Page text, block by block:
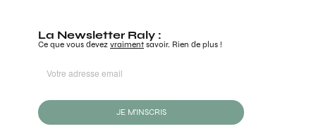
La Newsletter Raly :
Ce que vous devez vraiment savoir. Rien de plus !
JE M'INSCRIS